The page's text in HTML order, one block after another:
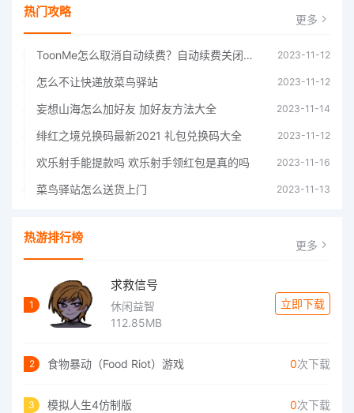
热门攻略 更多
ToonMe怎么取消自动续费？自动续费关闭方法 2023-11-12
怎么不让快递放菜鸟驿站 2023-11-12
妄想山海怎么加好友 加好友方法大全 2023-11-14
绯红之境兑换码最新2021 礼包兑换码大全 2023-11-12
欢乐射手能提款吗 欢乐射手领红包是真的吗 2023-11-16
菜鸟驿站怎么送货上门 2023-11-13
热游排行榜 更多
1
求救信号
休闲益智
112.85MB
立即下载
2 食物暴动（Food Riot）游戏 0次下载
3 模拟人生4仿制版 0次下载